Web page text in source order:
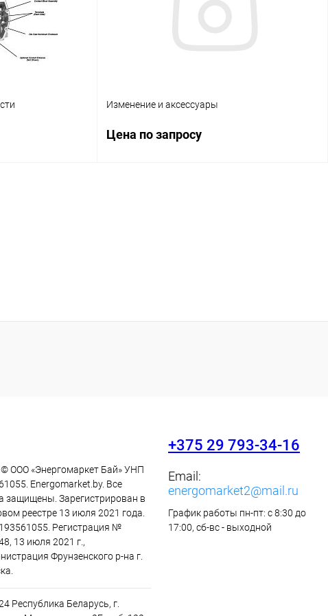
Изменение и аксессуары
Цена по запросу
ООО «Энергомаркет Бай» УНП
Energomarket.by. Все
защищены. Зарегистрирован в
реестре 13 июля 2021 года.
Регистрация №
13 июля 2021 г.,
Фрунзенского р-на г.
Республика Беларусь, г.
+375 29 793-34-16
Email:
energomarket2@mail.ru
График работы пн-пт: с 8:30 до
17:00, сб-вс - выходной